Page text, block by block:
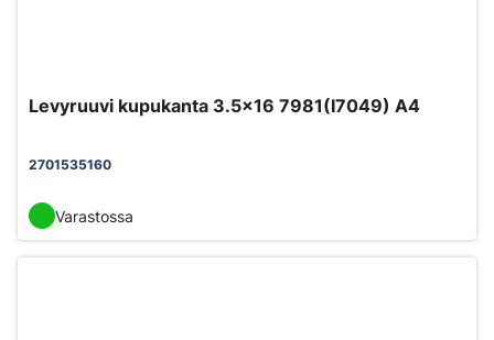
Levyruuvi kupukanta 3.5x16 7981(I7049) A4
2701535160
Varastossa